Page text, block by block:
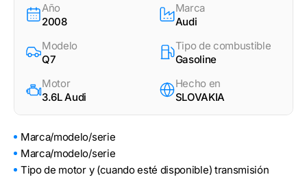
Año
2008
Marca
Audi
Modelo
Q7
Tipo de combustible
Gasoline
Motor
3.6L Audi
Hecho en
SLOVAKIA
Marca/modelo/serie
Marca/modelo/serie
Tipo de motor y (cuando esté disponible) transmisión